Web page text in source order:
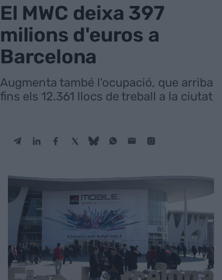
El MWC deixa 397
milions d'euros a
Barcelona
Augmenta també l'ocupació, que arriba
fins els 12.361 llocs de treball a la ciutat